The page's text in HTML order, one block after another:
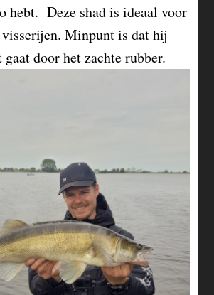
hebt. Deze shad is ideaal voor
Minpunt is dat hij
door het zachte rubber.